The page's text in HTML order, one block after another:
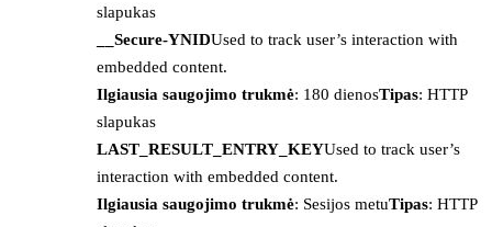
slapukas
__Secure-YNIDUsed to track user’s interaction with
embedded content.
Ilgiausia saugojimo trukmė: 180 dienosTipas: HTTP
slapukas
LAST_RESULT_ENTRY_KEYUsed to track user’s
interaction with embedded content.
Ilgiausia saugojimo trukmė: Sesijos metuTipas: HTTP